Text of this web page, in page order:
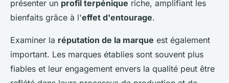
présenter un profil terpénique riche, amplifiant les
bienfaits grâce à l'effet d'entourage.
Examiner la réputation de la marque est également
important. Les marques établies sont souvent plus
fiables et leur engagement envers la qualité peut être